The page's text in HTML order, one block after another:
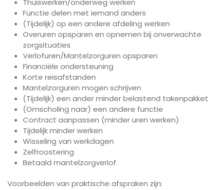
Thuiswerken/onderweg werken
Functie delen met iemand anders
(Tijdelijk) op een andere afdeling werken
Overuren opsparen en opnemen bij onverwachte
zorgsituaties
Verlofuren/Mantelzorguren opsparen
Financiële ondersteuning
Korte reisafstanden
Mantelzorguren mogen schrijven
(Tijdelijk) een ander minder belastend takenpakket
(Omscholing naar) een andere functie
Contract aanpassen (minder uren werken)
Tijdelijk minder werken
Wisseling van werkdagen
Zelfroostering
Betaald mantelzorgverlof
Voorbeelden van praktische afspraken zijn: